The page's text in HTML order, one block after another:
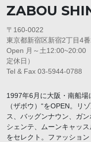
ZABOU
〒160-0022
東京都新宿区新宿2丁目4
Open 月～土12:00~20:00
定休日）
Tel & Fax 03-5944-0788
1997年6月に大阪・南船場
（ザボウ）“をOPEN。リ
ス、バッグンナウン、ガ
シェンテ、ムーンキャッ
をセレクト。ファッショ